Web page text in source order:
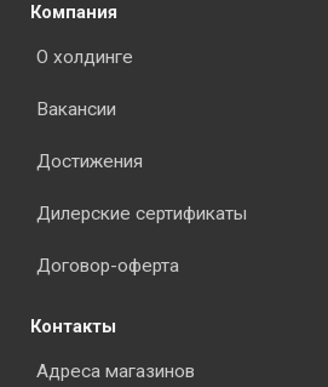
Компания
О холдинге
Вакансии
Достижения
Дилерские сертификаты
Договор-оферта
Контакты
Адреса магазинов